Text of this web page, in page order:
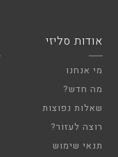
אודות סליזי
מי אנחנו
מה חדש?
שאלות נפוצות
רוצה לעזור?
תנאי שימוש